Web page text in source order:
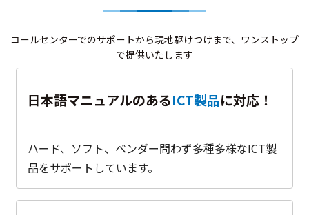
コールセンターでのサポートから現地駆けつけまで、ワンストップ
で提供いたします
日本語マニュアルのあるICT製品に対応！
ハード、ソフト、ベンダー問わず多種多様なICT製
品をサポートしています。